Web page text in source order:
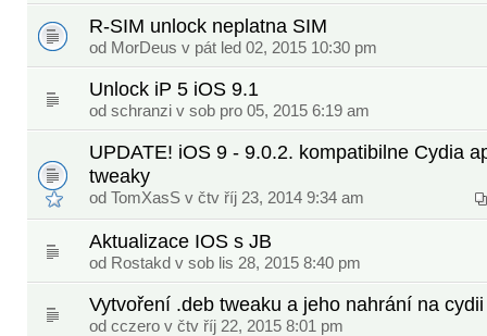
R-SIM unlock neplatna SIM
od MorDeus v pát led 02, 2015 10:30 pm
Unlock iP 5 iOS 9.1
od schranzi v sob pro 05, 2015 6:19 am
UPDATE! iOS 9 - 9.0.2. kompatibilne Cydia
tweaky
od TomXasS v čtv říj 23, 2014 9:34 am
Aktualizace IOS s JB
od Rostakd v sob lis 28, 2015 8:40 pm
Vytvoření .deb tweaku a jeho nahrání na cydii
od cczero v čtv říj 22, 2015 8:01 pm